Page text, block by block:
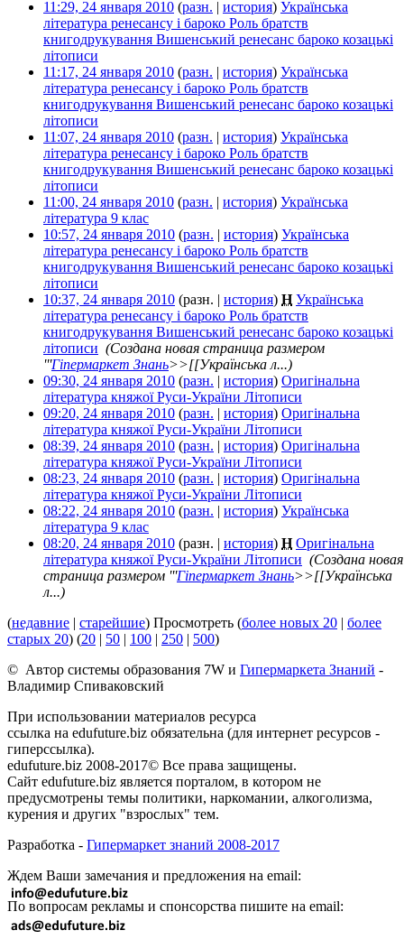
11:29, 24 января 2010 (разн. | история) Українська
література ренесансу і бароко Роль братств
книгодрукування Вишенський ренесанс бароко козацькі
літописи
11:17, 24 января 2010 (разн. | история) Українська
література ренесансу і бароко Роль братств
книгодрукування Вишенський ренесанс бароко козацькі
літописи
11:07, 24 января 2010 (разн. | история) Українська
література ренесансу і бароко Роль братств
книгодрукування Вишенський ренесанс бароко козацькі
літописи
11:00, 24 января 2010 (разн. | история) Українська
література 9 клас
10:57, 24 января 2010 (разн. | история) Українська
література ренесансу і бароко Роль братств
книгодрукування Вишенський ренесанс бароко козацькі
літописи
10:37, 24 января 2010 (разн. | история) Н Українська
література ренесансу і бароко Роль братств
книгодрукування Вишенський ренесанс бароко козацькі
літописи (Создана новая страница размером
'''Гіпермаркет Знань>>[[Українська л...)
09:30, 24 января 2010 (разн. | история) Оригінальна
література княжої Руси-України Літописи
09:20, 24 января 2010 (разн. | история) Оригінальна
література княжої Руси-України Літописи
08:39, 24 января 2010 (разн. | история) Оригінальна
література княжої Руси-України Літописи
08:23, 24 января 2010 (разн. | история) Оригінальна
література княжої Руси-України Літописи
08:22, 24 января 2010 (разн. | история) Українська
література 9 клас
08:20, 24 января 2010 (разн. | история) Н Оригінальна
література княжої Руси-України Літописи (Создана новая
страница размером '''Гіпермаркет Знань>>[[Українська
л...)
(недавние | старейшие) Просмотреть (более новых 20 | более
старых 20) (20 | 50 | 100 | 250 | 500)
© Автор системы образования 7W и Гипермаркета Знаний -
Владимир Спиваковский
При использовании материалов ресурса
ссылка на edufuture.biz обязательна (для интернет ресурсов -
гиперссылка).
edufuture.biz 2008-2017© Все права защищены.
Сайт edufuture.biz является порталом, в котором не
предусмотрены темы политики, наркомании, алкоголизма,
курения и других "взрослых" тем.
Разработка - Гипермаркет знаний 2008-2017
Ждем Ваши замечания и предложения на email:
По вопросам рекламы и спонсорства пишите на email: